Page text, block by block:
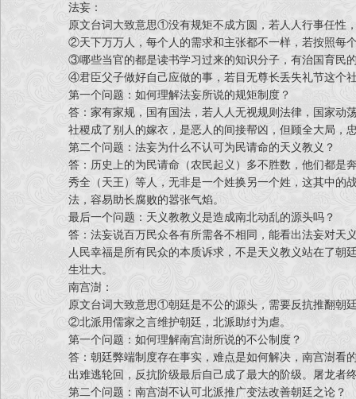
1. 游戏共有十八个结局路线，游戏流程有众多剧情
的结局。
2. 庞大文本体量，严谨的故事情节，丰富的游戏内
3. 玩法丰富多样，精妙的关卡设计，具有挑战性的
4. 游戏有四个难度选择，无论是久经战场的老手，
5. 游戏内置详细的教程，包含基础知识，对战知识
联系作者：
欢迎大家在下面留言分享你游玩的经历、心得、或者
所有平台ID：流星之夕
《宿仇系列》官方粉丝QQ群：103106457
Bilibili频道：https://space.bilibili.com/1404600
法妄：
原文台词大致意思①没有规矩不成方圆，若人人行事任性
②天下万万人，每个人的需求和主张都不一样，若按照每
③哪些当官的都是读书学习过来的知识分子，有治国育民
④君臣父子做好自己应做的事，若目无尊长丢失礼节这个
第一个问题：如何理解法妄所说的规矩制度？
答：家有家规，国有国法，若人人无视规则法律，国家动
社稷成了别人的嫁衣，是恶人的间接帮凶，但顾全大局，
第二个问题：法妄为什么不认可为民请命的天义教义？
答：历史上的为民请命（农民起义）多不胜数，他们都是
秀全（天王）等人，无非是一个姓换另一个姓，这其中的
法，容易助长腐败的嚣张气焰。
最后一个问题：天义教教义是造成南北动乱的源头吗？
答：法妄说百万民众各有所需各不相同，能看出法妄对天
人民幸福是所有民众的本质诉求，不是天义教义站在了
生壮大。
南宫澍：
原文台词大致意思①朝廷是不公的源头，需要反抗推翻朝
②北派用儒家之言维护朝廷，北派助纣为虐。
第一个问题：如何理解南宫澍所说的不公制度？
答：朝廷弊端制度存在事实，难点是如何解决，南宫澍看
出难逃轮回，反抗阶级最后自己成了最大的阶级。屠龙者
第二个问题：南宫澍不认可北派推广变法改善朝廷之论？